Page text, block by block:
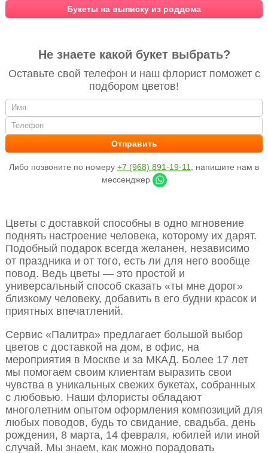
Букеты на выписку из роддома
Не знаете какой букет выбрать?
Оставьте свой телефон и наш флорист поможет с
подбором цветов!
Либо позвоните по номеру +7 (968) 891-19-11
, напишите нам в
мессенджер
Цветы с доставкой способны в одно мгновение
поднять настроение человека, которому их дарят.
Подобный подарок всегда желанен, независимо
от праздника и от того, есть ли для него вообще
повод. Ведь цветы — это простой и
универсальный способ сказать «ты мне дорог»
близкому человеку, добавить в его будни красок и
приятных впечатлений.
Сервис «Палитра» предлагает большой выбор
цветов с доставкой на дом, в офис, на
мероприятия в Москве и за МКАД. Более 17 лет
мы помогаем своим клиентам выразить свои
чувства в уникальных свежих букетах, собранных
с любовью. Наши флористы обладают
многолетним опытом оформления композиций для
любых поводов, будь то свидание, свадьба, день
рождения, 8 марта, 14 февраля, юбилей или иной
случай. Мы знаем, как можно порадовать